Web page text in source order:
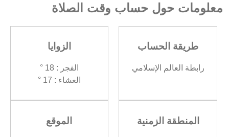
معلومات حول حساب وقت الصلاة
طريقة الحساب
رابطة العالم الإسلامي
الزوايا
الفجر : 18 °
العشاء : 17 °
المنطقة الزمنية الموقع